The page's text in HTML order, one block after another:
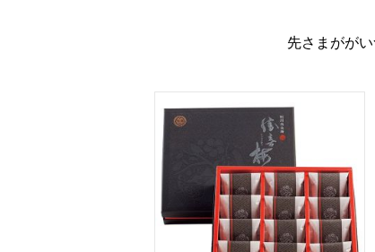
先さまがが